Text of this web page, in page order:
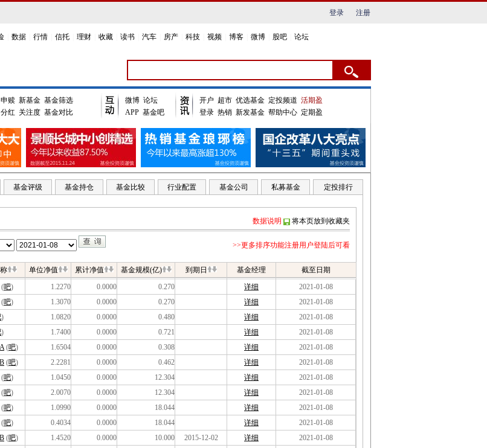
登录 注册
数据 行情 信托 理财 收藏 读书 汽车 房产 科技 视频 博客 微博 股吧 论坛
申赎 新基金 基金筛选
分红 关注度 基金对比
微博 论坛
APP 基金吧
开户 超市 优选基金 定投频道 活期盈
登录 热销 新发基金 帮助中心 定期盈
基金评级 基金持仓 基金比较 行业配置 基金公司 私募基金 定投排行
数据说明 将本页放到收藏夹
>>更多排序功能注册用户登陆后可看
单位净值 累计净值 基金规模(亿) 到期日 基金经理
截至日期
(吧) 1.2270 0.0000 0.270 详细
2021-01-08
(吧) 1.3070 0.0000 0.270 详细
2021-01-08
) 1.0820 0.0000 0.480 详细
2021-01-08
) 1.7400 0.0000 0.721 详细
2021-01-08
(吧) 1.6504 0.0000 0.308 详细
2021-01-08
(吧) 2.2281 0.0000 0.462 详细
2021-01-08
(吧) 1.0450 0.0000 12.304 详细
2021-01-08
(吧) 2.0070 0.0000 12.304 详细
2021-01-08
(吧) 1.0990 0.0000 18.044 详细
2021-01-08
(吧) 0.4034 0.0000 18.044 详细
2021-01-08
(吧) 1.4520 0.0000 10.000 2015-12-02 详细
2021-01-08